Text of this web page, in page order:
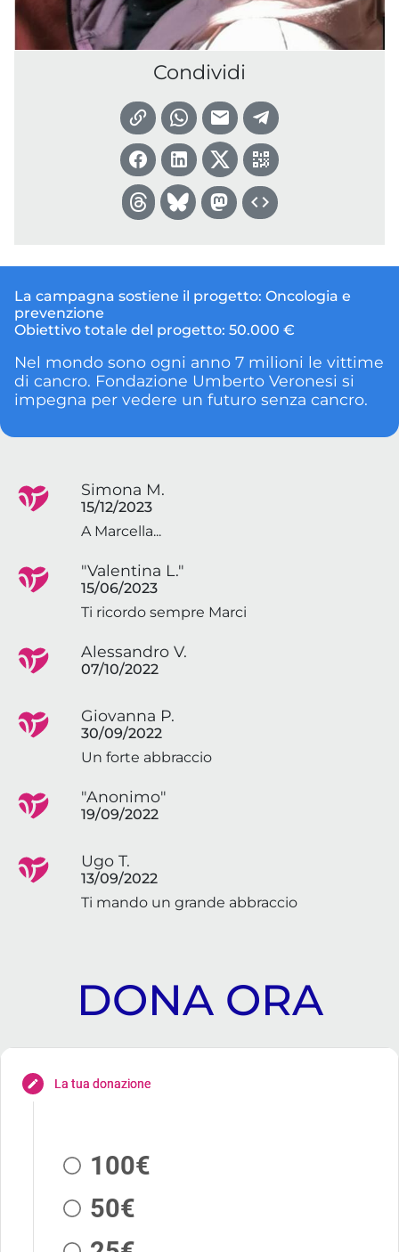
Condividi
La campagna sostiene il progetto: Oncologia e
prevenzione
Obiettivo totale del progetto: 50.000 €
Nel mondo sono ogni anno 7 milioni le vittime
di cancro. Fondazione Umberto Veronesi si
impegna per vedere un futuro senza cancro.
Simona M.
15/12/2023
A Marcella...
"Valentina L."
15/06/2023
Ti ricordo sempre Marci
Alessandro V.
07/10/2022
Giovanna P.
30/09/2022
Un forte abbraccio
"Anonimo"
19/09/2022
Ugo T.
13/09/2022
Ti mando un grande abbraccio
DONA ORA